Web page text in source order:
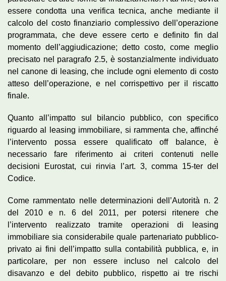
essere condotta una verifica tecnica, anche mediante il
calcolo del costo finanziario complessivo dell’operazione
programmata, che deve essere certo e definito fin dal
momento dell’aggiudicazione; detto costo, come meglio
precisato nel paragrafo 2.5, è sostanzialmente individuato
nel canone di leasing, che include ogni elemento di costo
atteso dell’operazione, e nel corrispettivo per il riscatto
finale.
Quanto all’impatto sul bilancio pubblico, con specifico
riguardo al leasing immobiliare, si rammenta che, affinché
l’intervento possa essere qualificato off balance, è
necessario fare riferimento ai criteri contenuti nelle
decisioni Eurostat, cui rinvia l’art. 3, comma 15-ter del
Codice.
Come rammentato nelle determinazioni dell’Autorità n. 2
del 2010 e n. 6 del 2011, per potersi ritenere che
l’intervento realizzato tramite operazioni di leasing
immobiliare sia considerabile quale partenariato pubblico-
privato ai fini dell’impatto sulla contabilità pubblica, e, in
particolare, per non essere incluso nel calcolo del
disavanzo e del debito pubblico, rispetto ai tre rischi